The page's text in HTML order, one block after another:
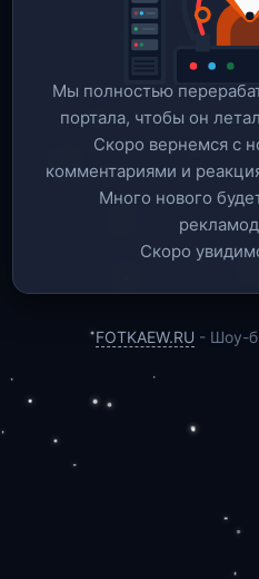
Мы полностью
портала, чтобы он
Скоро вернемся c
комментариями и
Много нового
Скоро
FOTKAEW.RU - Шоу-